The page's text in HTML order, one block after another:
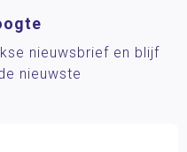
nieuwsbrief en blijf
nieuwste